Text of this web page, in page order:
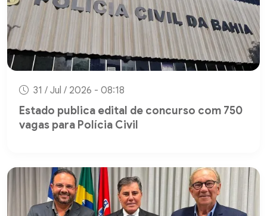
31 / Jul / 2026 - 08:18
Estado publica edital de concurso com 750
vagas para Polícia Civil